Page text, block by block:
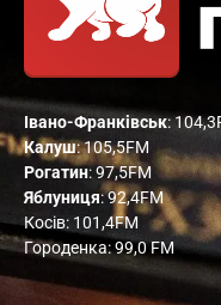
Івано-Франківськ:
Калуш: 105,5FM
Рогатин: 97,5FM
Яблуниця: 92,4FM
Косів: 101,4FM
Городенка: 99,0 FM